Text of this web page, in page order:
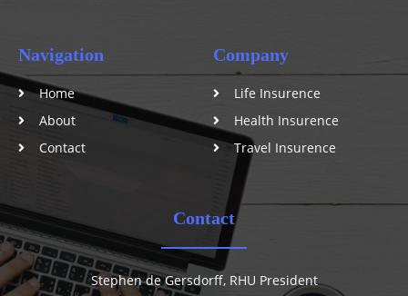
Navigation
Home
About
Contact
Company
Life Insurence
Health Insurence
Travel Insurence
Contact
Stephen de Gersdorff, RHU President